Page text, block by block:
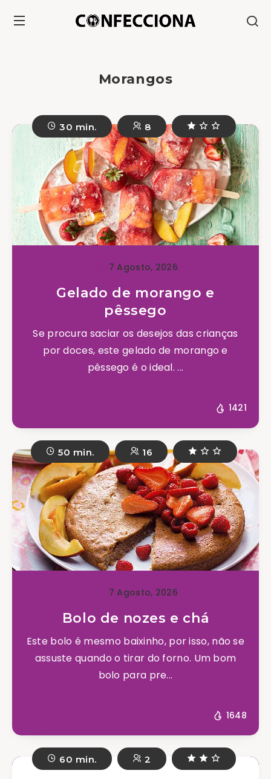
Morangos
30 min. 8
7 Agosto, 2026
Gelado de morango e
pêssego
Se procura saciar os desejos das crianças
por doces, este gelado de morango e
pêssego é o ideal. ...
1421
50 min. 16
7 Agosto, 2026
Bolo de nozes e chá
Este bolo é mesmo baixinho, por isso, não se
assuste quando o tirar do forno. Um bom
bolo para pre...
1648
60 min. 2